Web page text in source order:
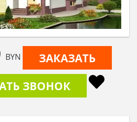
BYN
ЗАКАЗАТЬ
ЗВОНОК